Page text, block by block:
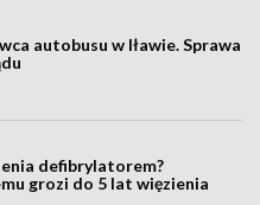
autobusu w Iławie. Sprawa
defibrylatorem?
grozi do 5 lat więzienia